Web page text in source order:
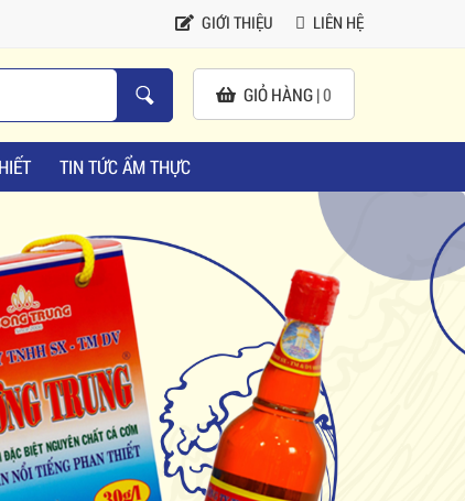
GIỚI THIỆU LIÊN HỆ
GIỎ HÀNG |0
TIN TỨC ẨM THỰC